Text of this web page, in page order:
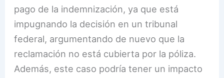
pago de la indemnización, ya que está
impugnando la decisión en un tribunal
federal, argumentando de nuevo que la
reclamación no está cubierta por la póliza.
Además, este caso podría tener un impacto